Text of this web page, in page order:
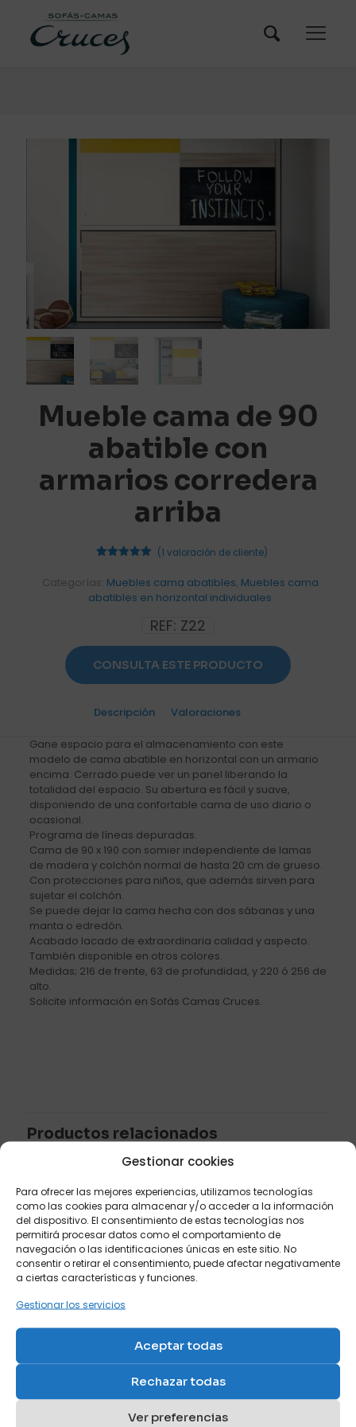
Gestionar cookies
Para ofrecer las mejores experiencias, utilizamos tecnologías
como las cookies para almacenar y/o acceder a la información
del dispositivo. El consentimiento de estas tecnologías nos
permitirá procesar datos como el comportamiento de
navegación o las identificaciones únicas en este sitio. No
consentir o retirar el consentimiento, puede afectar negativamente
a ciertas características y funciones.
Gestionar los servicios
Aceptar todas
Rechazar todas
Ver preferencias
Mueble cama de 90
abatible con
armarios corredera
arriba
de 5 en
base a
(1 valoración de cliente)
REF: Z22
Categorías: Muebles cama abatibles Muebles cama
abatibles en horizontal individuales
CONSULTA ESTE PRODUCTO
Descripción Valoraciones
Gane espacio para el almacenamiento con este
modelo de cama abatible en horizontal con un armario
encima. Cerrado puede ver un panel liberando la
totalidad del espacio. Su abertura es fácil y suave,
disponiendo de una confortable cama de uso diario o
ocasional.
Programa de líneas depuradas.
Cama de 90 x 190 con somier independiente de lamas
de madera y colchón normal de hasta 20 cm de grueso.
Con protecciones para niños, que además sirven para
sujetar el colchón.
Se puede dejar la cama hecha con dos sábanas y una
manta o edredón.
Acabado lacado de extraordinaria calidad y aspecto.
También disponible en otros colores.
Medidas; 216 de frente, 63 de profundidad, y 220 ó 256 de
alto.
Solicite información en Sofás Camas Cruces.
Valorado
felix– diciembre 13, 2022
corredera para mi casita de la playa.
No tenia muy claro el color, pero me ayudaron a
decidirme en la tienda (persona super atento y
agradable).
Una vez montado solo decir que me ha quedado
precioso y un 10 a la gestion de sofas camas
Añade una valoración
Productos relacionados
Mueble cama abatible
con armarios arriba y
Ref: Z16
Mueble cama individual